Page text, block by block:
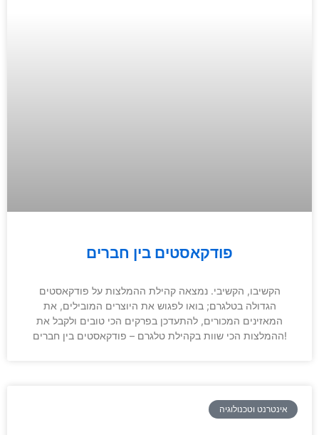
פודקאסטים בין חברים
הקשיבו, הקשיבי. נמצאה קהילת ההמלצות על פודקאסטים
הגדולה בטלגרם; בואו לפגוש את היוצרים המובילים, את
המאזינים המכורים, להתעדכן בפרקים הכי טובים ולקבל את
ההמלצות הכי שוות בקהילת טלגרם – פודקאסטים בין חברים!
אינטרנט וטכנולוגיה